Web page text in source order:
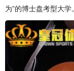
为”的博士盘考型大学。